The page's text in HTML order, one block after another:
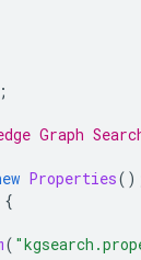
;
Graph
Properties
{
(